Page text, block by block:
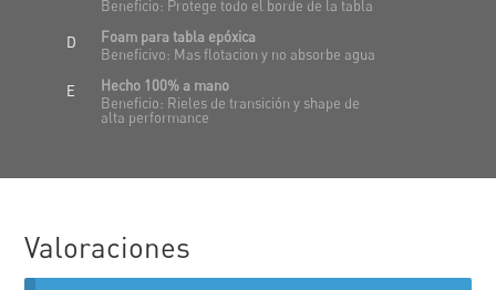
Beneficio: Protege todo el borde de la tabla
D
Foam para tabla epóxica
Beneficivo: Mas flotacion y no absorbe agua
E
Hecho 100% a mano
Beneficio: Rieles de transición y shape de
alta performance
Valoraciones